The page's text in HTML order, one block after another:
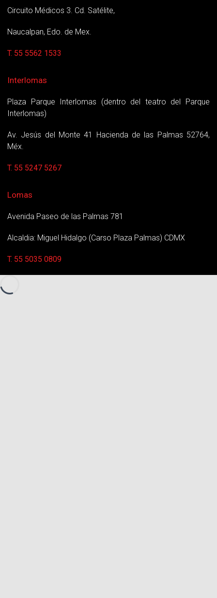
Circuito Médicos 3. Cd. Satélite,
Naucalpan, Edo. de Mex.
T. 55 5562 1533
Interlomas
Plaza Parque Interlomas (dentro del teatro del Parque
Interlomas)
Av. Jesús del Monte 41 Hacienda de las Palmas 52764,
Méx.
T. 55 5247 5267
Lomas
Avenida Paseo de las Palmas 781
Alcaldia: Miguel Hidalgo (Carso Plaza Palmas) CDMX
T. 55 5035 0809